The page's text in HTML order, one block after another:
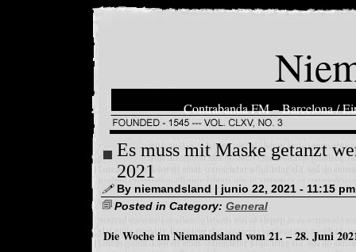
Contrabanda FM – Barcelona /
Es muss mit Maske getanzt
2021
By niemandsland | junio 22, 2021 - 11:15 pm
Posted in Category: General
Die Woche im Niemandsland vom 21. – 28. Juni